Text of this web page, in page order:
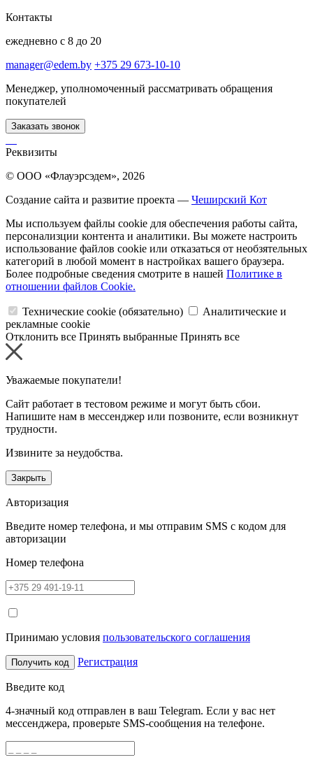
Контакты
ежедневно с 8 до 20
manager@edem.by +375 29 673-10-10
Менеджер, уполномоченный рассматривать обращения
покупателей
Заказать звонок
Реквизиты
© ООО «Флауэрсэдем», 2026
Создание сайта и развитие проекта — Чеширский Кот
Мы используем файлы cookie для обеспечения работы сайта,
персонализции контента и аналитики. Вы можете настроить
использование файлов cookie или отказаться от необзятельных
категорий в любой момент в настройках вашего браузера.
Более подробные сведения смотрите в нашей Политике в
отношении файлов Cookie.
Технические cookie (обязательно)
Аналитические и
рекламные cookie
Отклонить все Принять выбранные Принять все
Уважаемые покупатели!
Сайт работает в тестовом режиме и могут быть сбои.
Напишите нам в мессенджер или позвоните, если возникнут
трудности.
Извините за неудобства.
Закрыть
Авторизация
Введите номер телефона, и мы отправим SMS с кодом для
авторизации
Номер телефона
Принимаю условия пользовательского соглашения
Получить код Регистрация
Введите код
4-значный код отправлен в ваш Telegram. Если у вас нет
мессенджера, проверьте SMS-сообщения на телефоне.